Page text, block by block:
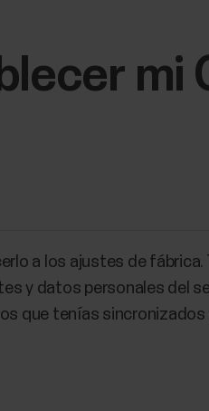
mi
a los ajustes de fábrica.
y datos personales del
que tenías